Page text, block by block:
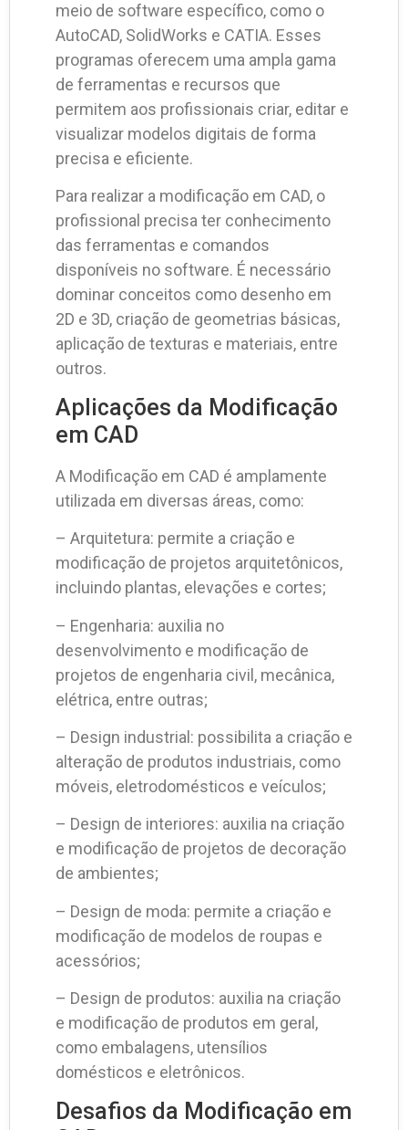
meio de software específico, como o
AutoCAD, SolidWorks e CATIA. Esses
programas oferecem uma ampla gama
de ferramentas e recursos que
permitem aos profissionais criar, editar e
visualizar modelos digitais de forma
precisa e eficiente.
Para realizar a modificação em CAD, o
profissional precisa ter conhecimento
das ferramentas e comandos
disponíveis no software. É necessário
dominar conceitos como desenho em
2D e 3D, criação de geometrias básicas,
aplicação de texturas e materiais, entre
outros.
Aplicações da Modificação
em CAD
A Modificação em CAD é amplamente
utilizada em diversas áreas, como:
– Arquitetura: permite a criação e
modificação de projetos arquitetônicos,
incluindo plantas, elevações e cortes;
– Engenharia: auxilia no
desenvolvimento e modificação de
projetos de engenharia civil, mecânica,
elétrica, entre outras;
– Design industrial: possibilita a criação e
alteração de produtos industriais, como
móveis, eletrodomésticos e veículos;
– Design de interiores: auxilia na criação
e modificação de projetos de decoração
de ambientes;
– Design de moda: permite a criação e
modificação de modelos de roupas e
acessórios;
– Design de produtos: auxilia na criação
e modificação de produtos em geral,
como embalagens, utensílios
domésticos e eletrônicos.
Desafios da Modificação em